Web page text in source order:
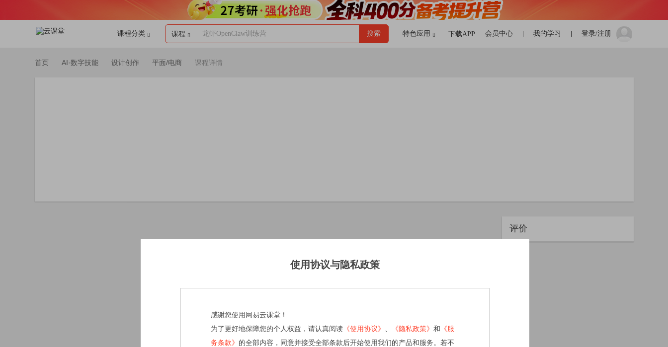
课程分类 课程 龙虾OpenClaw训练营 搜索 特色应用 下载APP 登录/注册
我的学习
会员中心
首页 AI·数字技能 设计创作 平面/电商 课程详情
评价
使用协议与隐私政策
感谢您使用网易云课堂！
为了更好地保障您的个人权益，请认真阅读 《使用协议》 《隐私政策》 和 《服
务条款》 的全部内容，同意并接受全部条款后开始使用我们的产品和服务。若不